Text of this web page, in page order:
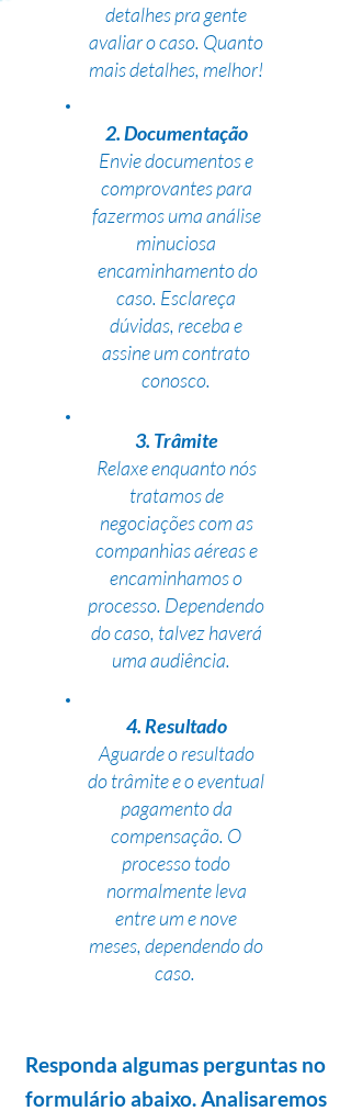
detalhes pra gente
avaliar o caso. Quanto
mais detalhes, melhor!
2. Documentação
Envie documentos e
comprovantes para
fazermos uma análise
minuciosa
encaminhamento do
caso. Esclareça
dúvidas, receba e
assine um contrato
conosco.
3. Trâmite
Relaxe enquanto nós
tratamos de
negociações com as
companhias aéreas e
encaminhamos o
processo. Dependendo
do caso, talvez haverá
uma audiência.
4. Resultado
Aguarde o resultado
do trâmite e o eventual
pagamento da
compensação. O
processo todo
normalmente leva
entre um e nove
meses, dependendo do
caso.
Responda algumas perguntas no
formulário abaixo. Analisaremos